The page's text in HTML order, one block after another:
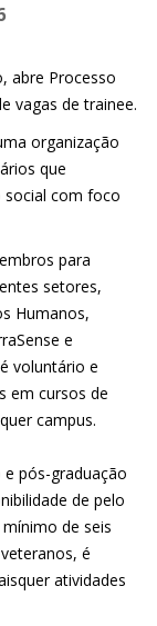
abre Processo
vagas de trainee.
organização
que
social com foco
para
setores,
Humanos,
e
voluntário e
em cursos de
campus.
pós-graduação
de pelo
de seis
é
atividades